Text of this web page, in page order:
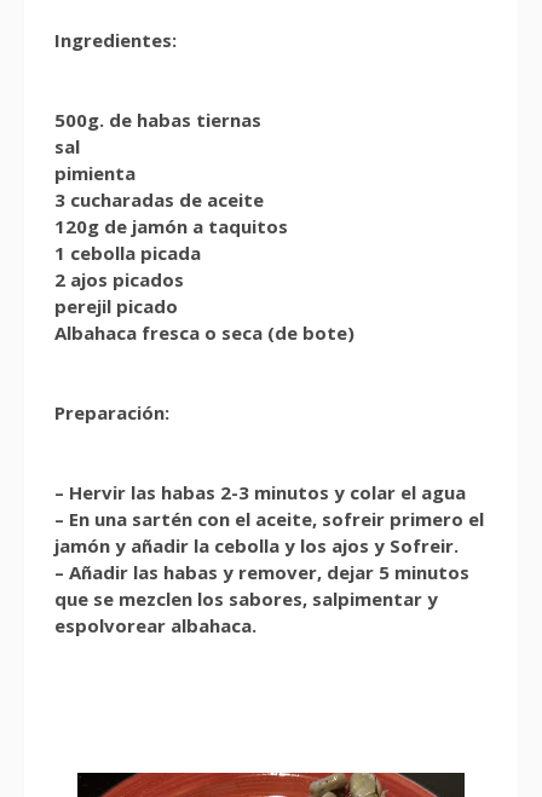
Ingredientes:
500g. de habas tiernas
sal
pimienta
3 cucharadas de aceite
120g de jamón a taquitos
1 cebolla picada
2 ajos picados
perejil picado
Albahaca fresca o seca (de bote)
Preparación:
– Hervir las habas 2-3 minutos y colar el agua
– En una sartén con el aceite, sofreir primero el
jamón y añadir la cebolla y los ajos y Sofreir.
– Añadir las habas y remover, dejar 5 minutos
que se mezclen los sabores, salpimentar y
espolvorear albahaca.